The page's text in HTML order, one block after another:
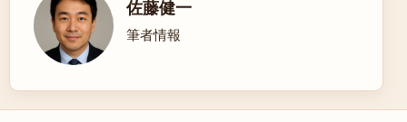
佐藤健一
筆者情報